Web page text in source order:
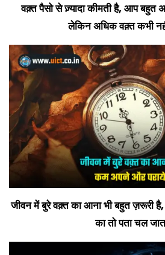
वक़्त पैसो से ज़्यादा कीमती है, आप बहुत
लेकिन अधिक वक़्त कभी
जीवन में बुरे वक़्त का आना भी बहुत ज़रूरी
का तो पता चल